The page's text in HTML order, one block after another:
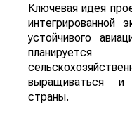
Ключевая идея
интегрированной
устойчивого
выращиваться и
страны.